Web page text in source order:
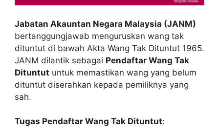
Jabatan Akauntan Negara Malaysia (JANM)
bertanggungjawab menguruskan wang tak
dituntut di bawah Akta Wang Tak Dituntut 1965.
JANM dilantik sebagai Pendaftar Wang Tak
Dituntut untuk memastikan wang yang belum
dituntut diserahkan kepada pemiliknya yang
sah.
Tugas Pendaftar Wang Tak Dituntut: